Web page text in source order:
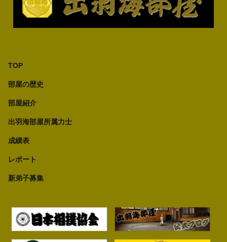
TOP
部屋の歴史
部屋紹介
出羽海部屋所属力士
成績表
レポート
新弟子募集